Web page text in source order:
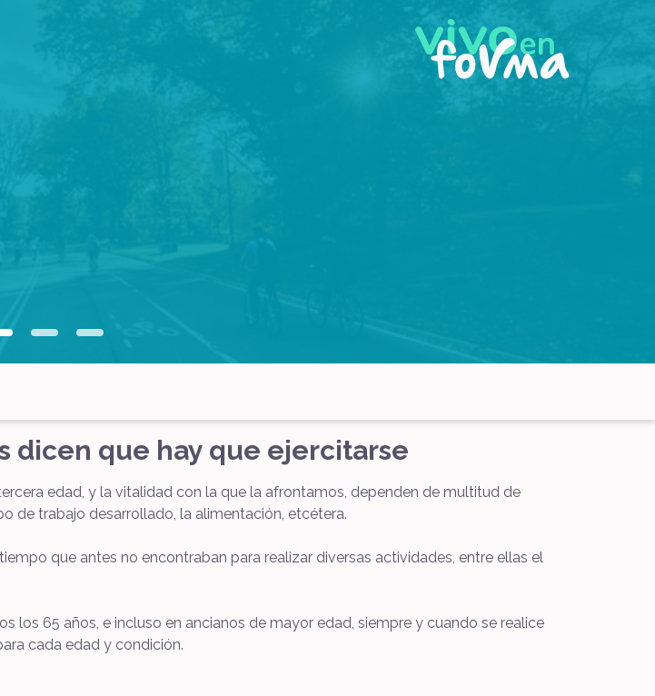
dicen que hay que ejercitarse
edad, y la vitalidad con la que la afrontamos, dependen de multitud de
de trabajo desarrollado, la alimentación, etcétera.
que antes no encontraban para realizar diversas actividades, entre ellas el
los 65 años, e incluso en ancianos de mayor edad, siempre y cuando se realice
cada edad y condición.